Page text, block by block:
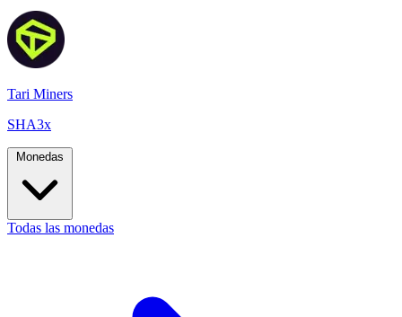
Tari Miners
SHA3x
Monedas
Todas las monedas